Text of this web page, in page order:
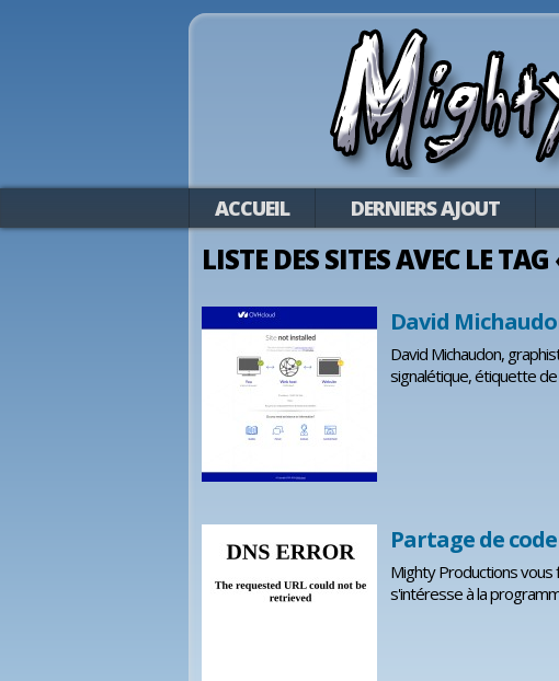
ACCUEIL DERNIERS AJOUT
LISTE DES SITES AVEC LE
David
David Michaudon,
signalétique, étiquette
Partage de
Mighty Productions vous
s'intéresse à la